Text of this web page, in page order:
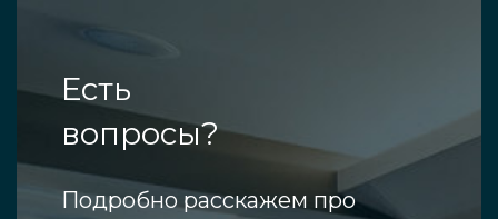
Есть
вопросы?
Подробно расскажем про